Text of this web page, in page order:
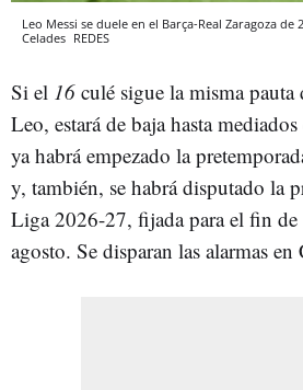
Leo Messi se duele en el Barça-Real Zaragoza de
Celades REDES
Si el 16 culé sigue la misma pauta
Leo, estará de baja hasta mediados
ya habrá empezado la
y, también, se habrá disputado la
Liga 2026-27, fijada para el fin de
agosto. Se disparan las alarmas en